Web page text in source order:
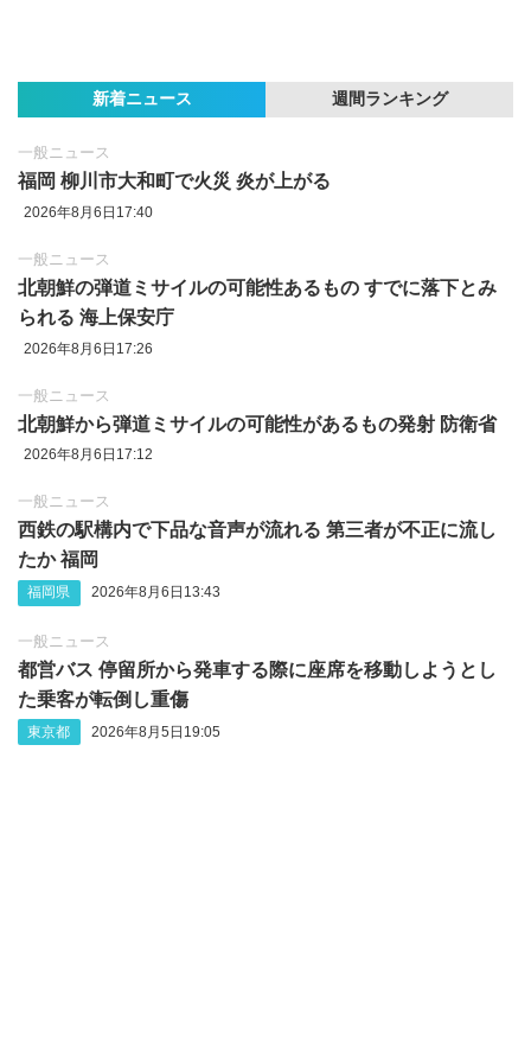
新着ニュース 週間ランキング
一般ニュース
福岡 柳川市大和町で火災 炎が上がる
2026年8月6日17:40
一般ニュース
北朝鮮の弾道ミサイルの可能性あるもの すでに落下とみ
られる 海上保安庁
2026年8月6日17:26
一般ニュース
北朝鮮から弾道ミサイルの可能性があるもの発射 防衛省
2026年8月6日17:12
一般ニュース
西鉄の駅構内で下品な音声が流れる 第三者が不正に流し
たか 福岡
福岡県 2026年8月6日13:43
一般ニュース
都営バス 停留所から発車する際に座席を移動しようとし
た乗客が転倒し重傷
東京都 2026年8月5日19:05